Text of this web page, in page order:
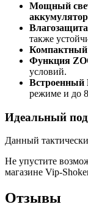
Мощный
также
Компактный
Функция
условий.
Встроенный
режиме и до
Идеальный
Данный
Не упустите
магазине Vip-
Отзывы